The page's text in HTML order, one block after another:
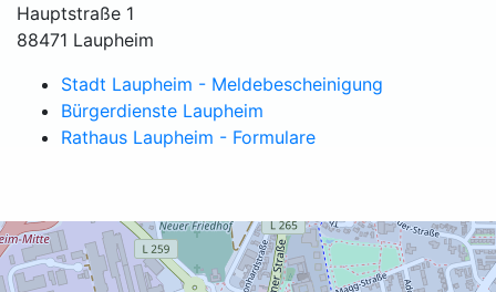
Hauptstraße 1
88471 Laupheim
Stadt Laupheim - Meldebescheinigung
Bürgerdienste Laupheim
Rathaus Laupheim - Formulare